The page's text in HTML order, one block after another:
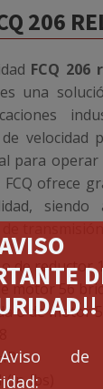
de
206
FCQ 206
una
velocidad
para
ofrece
siendo
o de reductor
motor 56
o de motor 5/
lbs)